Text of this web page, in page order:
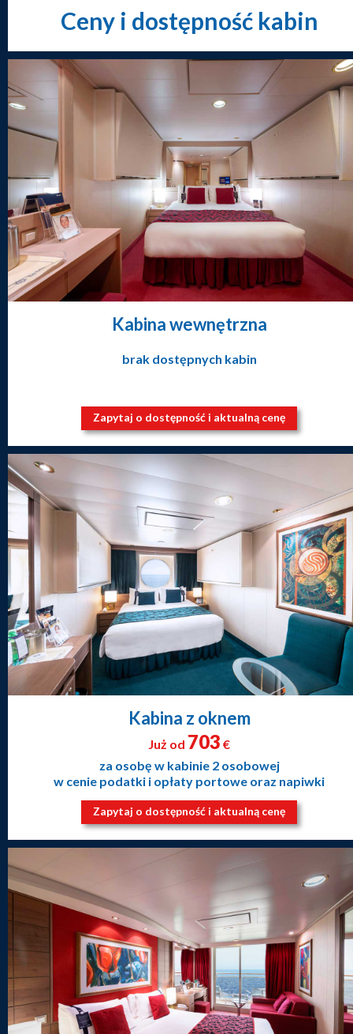
Ceny i dostępność kabin
Kabina wewnętrzna
brak dostępnych kabin
Zapytaj o dostępność i aktualną cenę
Kabina z oknem
Już od 703 €
za osobę w kabinie 2 osobowej
w cenie podatki i opłaty portowe oraz napiwki
Zapytaj o dostępność i aktualną cenę